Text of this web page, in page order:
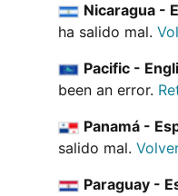
Nicaragua -
ha salido mal.
Pacific -
been an error.
Panamá -
salido mal.
Paraguay -